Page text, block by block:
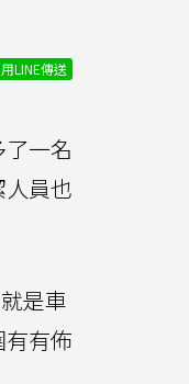
用LINE傳送
一名
員也
是車
有佈